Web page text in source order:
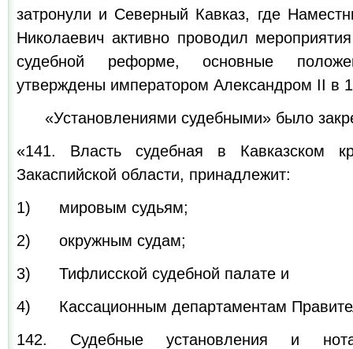
затронули и Северный Кавказ, где
Николаевич активно проводил
судебной реформе, основные
утверждены императором Александром II в
«Установлениями судебными» было
«141. Власть судебная в Кавказском
Закаспийской области, принадлежит:
1) мировым судьям;
2) окружным судам;
3) Тифлисской судебной палате и
4) Кассационным департаментам
142. Судебные установления и